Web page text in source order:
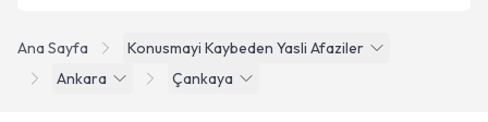
Ana Sayfa
Konusmayi Kaybeden Yasli Afaziler
Ankara
Çankaya